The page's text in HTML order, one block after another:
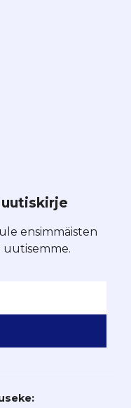
ensimmäisten
uutisemme.